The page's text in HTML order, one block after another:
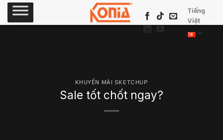
Skip
Tiếng
Việt
KHUYẾN MÃI SKETCHUP
Sale tốt chốt ngay?